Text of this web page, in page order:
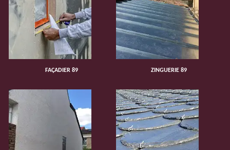
FAÇADIER 89 ZINGUERIE 89